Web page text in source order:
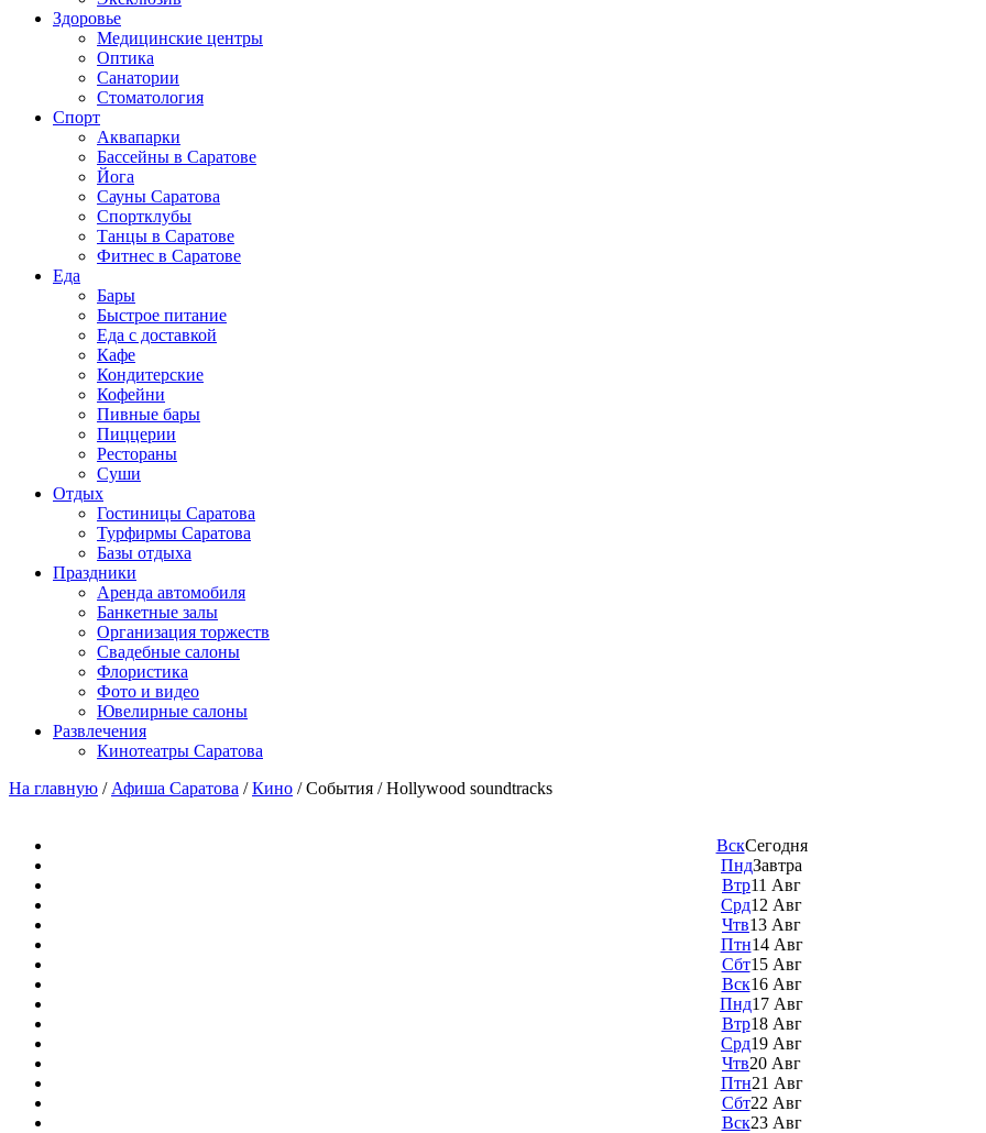
Здоровье
Медицинские центры
Оптика
Санатории
Стоматология
Спорт
Аквапарки
Бассейны в Саратове
Йога
Сауны Саратова
Спортклубы
Танцы в Саратове
Фитнес в Саратове
Еда
Бары
Быстрое питание
Еда с доставкой
Кафе
Кондитерские
Кофейни
Пивные бары
Пиццерии
Рестораны
Суши
Отдых
Гостиницы Саратова
Турфирмы Саратова
Базы отдыха
Праздники
Аренда автомобиля
Банкетные залы
Организация торжеств
Свадебные салоны
Флористика
Фото и видео
Ювелирные салоны
Развлечения
Кинотеатры Саратова
На главную / Афиша Саратова /Кино /События /Hollywood soundtracks
ВскСегодня
ПндЗавтра
Втр11 Авг
Срд12 Авг
Чтв13 Авг
Птн14 Авг
Сбт15 Авг
Вск16 Авг
Пнд17 Авг
Втр18 Авг
Срд19 Авг
Чтв20 Авг
Птн21 Авг
Сбт22 Авг
Вск23 Авг